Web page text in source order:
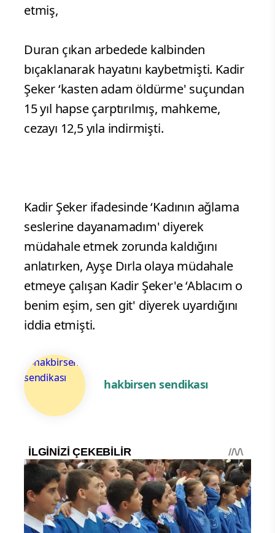
etmiş,
Duran çıkan arbedede kalbinden
bıçaklanarak hayatını kaybetmişti. Kadir
Şeker ‘kasten adam öldürme' suçundan
15 yıl hapse çarptırılmış, mahkeme,
cezayı 12,5 yıla indirmişti.
Kadir Şeker ifadesinde ‘Kadının ağlama
seslerine dayanamadım' diyerek
müdahale etmek zorunda kaldığını
anlatırken, Ayşe Dırla olaya müdahale
etmeye çalışan Kadir Şeker'e ‘Ablacım o
benim eşim, sen git' diyerek uyardığını
iddia etmişti.
hakbirsen sendikası